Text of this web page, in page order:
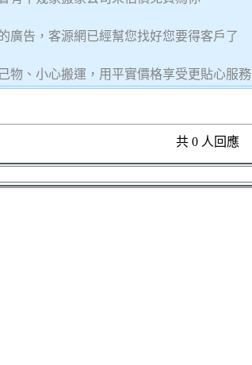
廣告，客源網已經幫您找好您要得客戶了
物、小心搬運，用平實價格享受更貼心服務
共 0 人回應